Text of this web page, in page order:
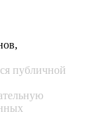
публичной